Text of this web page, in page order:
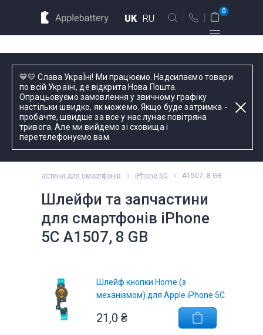
💙💛 Слава УкраЇні! Ми працюємо. Надсилаємо товари
по всій Україні, де відкрита Нова Пошта.
Опрацьовуємо замовлення у звичному графіку
настільки швидко, як можемо. Якщо буде затримка -
пробачте, швидше за все у нас лунає повітряна
тривога. Але ми вийдемо зі сховища і
перетелефонуємо вам.
UK RU
вул. Голосіївська 17, оф. 104
+38 044 339 57 83
Зворотний дзвінок
Пн-Пт:
оформлення
телефоном
0
Для планшетов
Введіть назву пристрою, модель або серію
Комплектуючі
та запчастини для смартфонів iPhone 5C A1507, 8 GB
Шлейфи та запчастини
для смартфонів iPhone
5C A1507, 8 GB
Шлейф кнопки Home (з
механізмом) для Apple iPhone 5C
21,0 ₴